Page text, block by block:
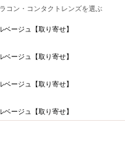
コン・コンタクトレンズを選ぶ
ージュ【取り寄せ】
ージュ【取り寄せ】
ージュ【取り寄せ】
ージュ【取り寄せ】